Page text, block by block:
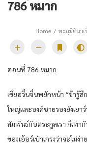
786 หมาก
Home ทะลุมิติมาเ
ตอนที่ 786 หมาก
เซี่ยอวิ๋นจิ่นพยักหน้า “ข้ารู้สึ
ใหญ่และองค์ชายรองยังเยาว์
สัมพันธ์กับตระกูลเรา ก็เท่า
ของเอ้อร์เป่าเกรงว่าจะไม่ง่า